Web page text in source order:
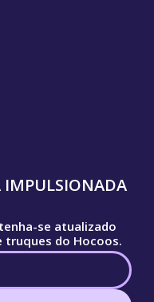
se atualizado
truques do Hocoos.